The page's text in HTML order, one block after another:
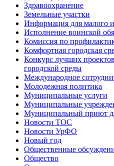
Здравоохранение
Земельные участки
Информация для малого и
Исполнение воинской
Комиссия по
Комфортная городская
Конкурс лучших
городской среды
Международное
Молодежная политика
Муниципальные услуги
Муниципальные
Муниципальный приют
Новости ТОС
Новости УрФО
Новый год
Общественные
Общество